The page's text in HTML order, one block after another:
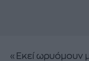
«Εκεί ωρυόμουν